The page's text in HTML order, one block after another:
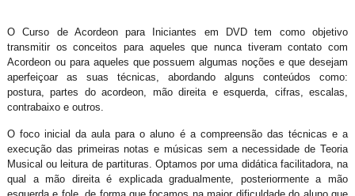
O Curso de Acordeon para Iniciantes em DVD tem como objetivo
transmitir os conceitos para aqueles que nunca tiveram contato com
Acordeon ou para aqueles que possuem algumas noções e que desejam
aperfeiçoar as suas técnicas, abordando alguns conteúdos como:
postura, partes do acordeon, mão direita e esquerda, cifras, escalas,
contrabaixo e outros.
O foco inicial da aula para o aluno é a compreensão das técnicas e a
execução das primeiras notas e músicas sem a necessidade de Teoria
Musical ou leitura de partituras. Optamos por uma didática facilitadora, na
qual a mão direita é explicada gradualmente, posteriormente a mão